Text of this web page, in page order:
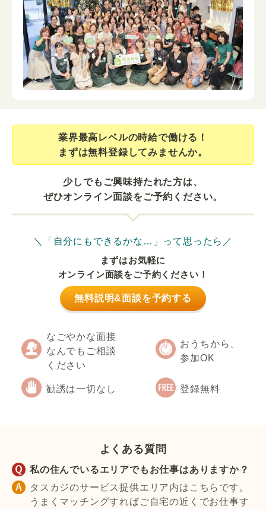
業界最⾼レベルの時給で働ける！
まずは無料登録してみませんか。
少しでもご興味持たれた方は、
ぜひオンライン面談をご予約ください。
＼「自分にもできるかな…」って思ったら／
まずはお気軽に
オンライン面談をご予約ください！
無料説明&面談を予約する
なごやかな面接
なんでもご相談
ください
おうちから、
参加OK
勧誘は一切なし 登録無料
よくある質問
私の住んでいるエリアでもお仕事はありますか？
タスカジのサービス提供エリア内はこちらです。
うまくマッチングすればご自宅の近くでお仕事す